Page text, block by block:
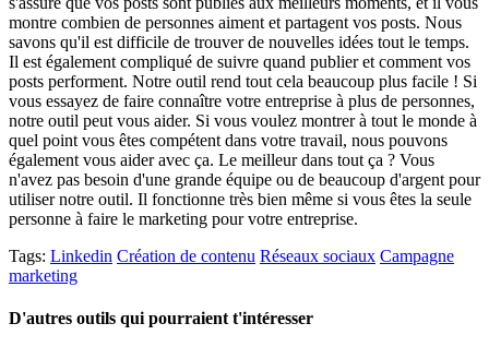
montre combien de personnes aiment et partagent vos posts. Nous
savons qu'il est difficile de trouver de nouvelles idées tout le temps.
Il est également compliqué de suivre quand publier et comment vos
posts performent. Notre outil rend tout cela beaucoup plus facile ! Si
vous essayez de faire connaître votre entreprise à plus de personnes,
notre outil peut vous aider. Si vous voulez montrer à tout le monde à
quel point vous êtes compétent dans votre travail, nous pouvons
également vous aider avec ça. Le meilleur dans tout ça ? Vous
n'avez pas besoin d'une grande équipe ou de beaucoup d'argent pour
utiliser notre outil. Il fonctionne très bien même si vous êtes la seule
personne à faire le marketing pour votre entreprise.
Tags: Linkedin Création de contenu Réseaux sociaux Campagne
marketing
D'autres outils qui pourraient t'intéresser